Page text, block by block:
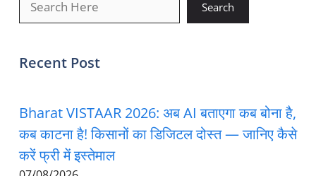
Search
Recent Post
Bharat VISTAAR 2026: अब AI बताएगा कब बोना है,
कब काटना है! किसानों का डिजिटल दोस्त — जानिए कैसे
करें फ्री में इस्तेमाल